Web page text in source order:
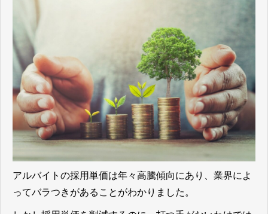
アルバイトの採用単価は年々高騰傾向にあり、業界によ
ってバラつきがあることがわかりました。